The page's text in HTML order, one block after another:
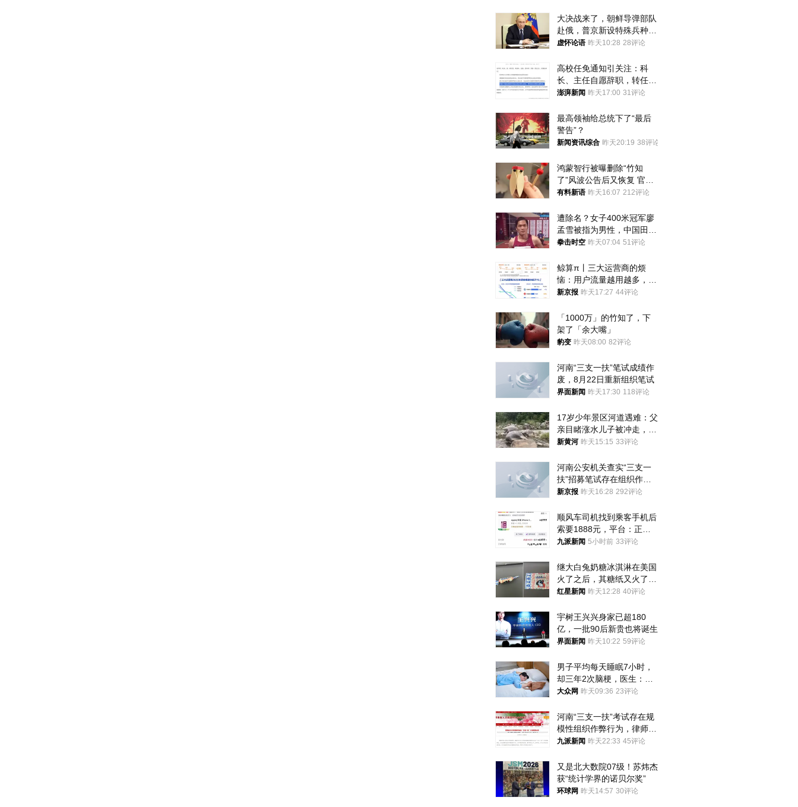
大决战来了，朝鲜导弹部队
赴俄，普京新设特殊兵种，
76岁老将扛旗
虚怀论语 昨天10:28 28评论
高校任免通知引关注：科
长、主任自愿辞职，转任思
政辅导员
澎湃新闻 昨天17:00 31评论
最高领袖给总统下了“最后
警告”？
新闻资讯综合 昨天20:19 38评论
鸿蒙智行被曝删除“竹知
了”风波公告后又恢复 官媒
曾力挺：劝华为要大度的，
有料新语 昨天16:07 212评论
遭除名？女子400米冠军廖
孟雪被指为男性，中国田协
默不作声
拳击时空 昨天07:04 51评论
鲸算π丨三大运营商的烦
恼：用户流量越用越多，收
入却越来越少
新京报 昨天17:27 44评论
「1000万」的竹知了，下
架了「余大嘴」
豹变 昨天08:00 82评论
河南“三支一扶”笔试成绩作
废，8月22日重新组织笔试
界面新闻 昨天17:30 118评论
17岁少年景区河道遇难：父
亲目睹涨水儿子被冲走，当
地排除上游泄洪，家属盼厘
新黄河 昨天15:15 33评论
河南公安机关查实“三支一
扶”招募笔试存在组织作弊
犯罪行为
新京报 昨天16:28 292评论
顺风车司机找到乘客手机后
索要1888元，平台：正和
司机沟通协商
九派新闻 5小时前 33评论
继大白兔奶糖冰淇淋在美国
火了之后，其糖纸又火了！
海外博主盛赞：平面设计经
红星新闻 昨天12:28 40评论
宇树王兴兴身家已超180
亿，一批90后新贵也将诞生
界面新闻 昨天10:22 59评论
男子平均每天睡眠7小时，
却三年2次脑梗，医生：这
样睡觉更伤身
大众网 昨天09:36 23评论
河南“三支一扶”考试存在规
模性组织作弊行为，律师：
涉嫌非法获取国家秘密罪等
九派新闻 昨天22:33 45评论
又是北大数院07级！苏炜杰
获“统计学界的诺贝尔奖”
环球网 昨天14:57 30评论